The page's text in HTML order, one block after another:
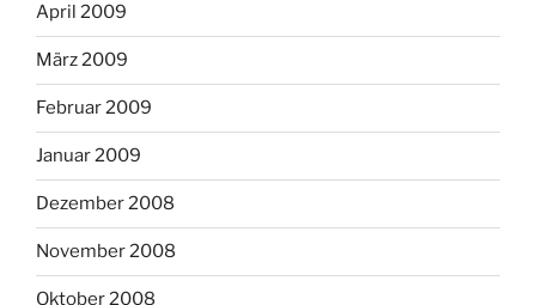
April 2009
März 2009
Februar 2009
Januar 2009
Dezember 2008
November 2008
Oktober 2008